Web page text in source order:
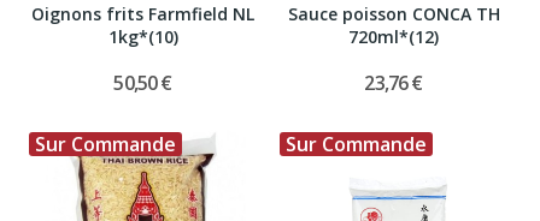
Oignons frits Farmfield NL
1kg*(10)
50,50 €
Sauce poisson CONCA TH
720ml*(12)
23,76 €
Sur Commande Sur Commande